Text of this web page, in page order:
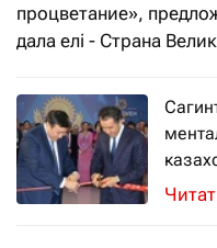
процветание»,
дала елі - Страна
НПП